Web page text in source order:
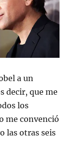
a un
decir, que me
los
me convenció
las otras seis